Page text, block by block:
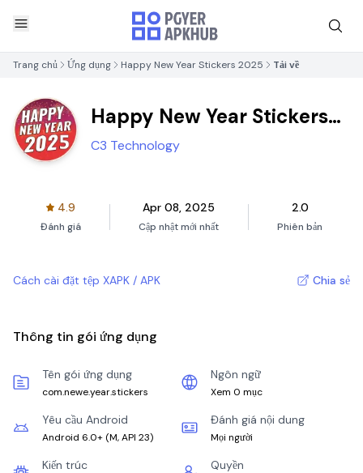
Trang chủ Ứng dụng Happy New Year Stickers 2025 Tải về
Happy New Year Stickers
2025
C3 Technology
4.9
Đánh giá
Apr 08, 2025
Cập nhật mới nhất
2.0
Phiên bản
Cách cài đặt tệp XAPK / APK Chia sẻ
Thông tin gói ứng dụng
Tên gói ứng dụng
com.newe.year.stickers
Ngôn ngữ
Xem 0 mục
Yêu cầu Android
Android 6.0+ (M, API 23)
Đánh giá nội dung
Mọi người
Kiến trúc Quyền